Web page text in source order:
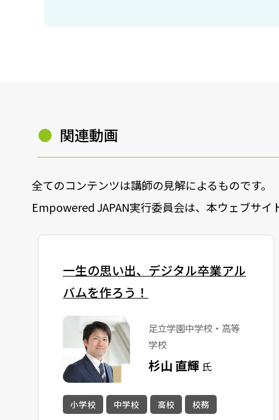
● 関連動画
全てのコンテンツは講師の見解によるものです。
Empowered JAPAN実行委員会は、本ウェブサイ
一生の思い出、デジタル卒業アル
バムを作ろう！
足立学園中学校・高等
学校
杉山 直輝 氏
小学校 中学校 高校 校務